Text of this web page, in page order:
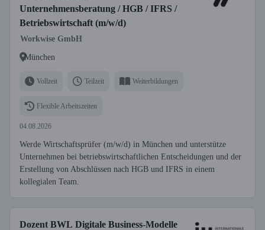
Unternehmensberatung / HGB / IFRS /
Betriebswirtschaft (m/w/d)
Workwise GmbH
München
Vollzeit Teilzeit Weiterbildungen
Flexible Arbeitszeiten
04.08.2026
Werde Wirtschaftsprüfer (m/w/d) in München und unterstütze
Unternehmen bei betriebswirtschaftlichen Entscheidungen und der
Erstellung von Abschlüssen nach HGB und IFRS in einem
kollegialen Team.
Dozent BWL Digitale Business-Modelle